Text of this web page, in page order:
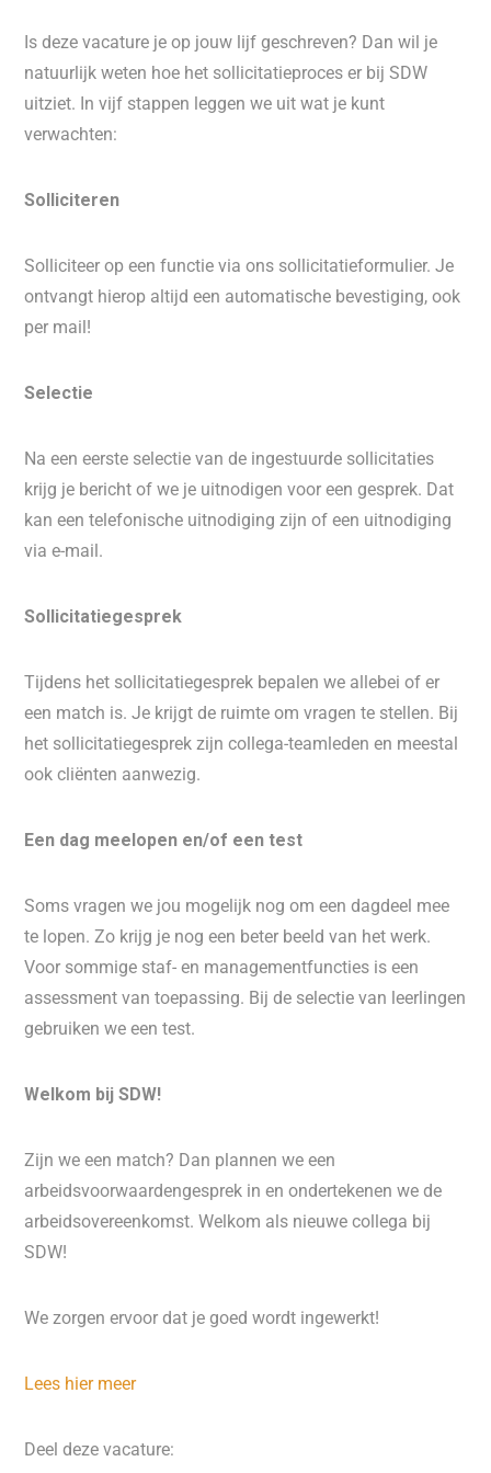
Is deze vacature je op jouw lijf geschreven? Dan wil je
natuurlijk weten hoe het sollicitatieproces er bij SDW
uitziet. In vijf stappen leggen we uit wat je kunt
verwachten:
Solliciteren
Solliciteer op een functie via ons sollicitatieformulier. Je
ontvangt hierop altijd een automatische bevestiging, ook
per mail!
Selectie
Na een eerste selectie van de ingestuurde sollicitaties
krijg je bericht of we je uitnodigen voor een gesprek. Dat
kan een telefonische uitnodiging zijn of een uitnodiging
via e-mail.
Sollicitatiegesprek
Tijdens het sollicitatiegesprek bepalen we allebei of er
een match is. Je krijgt de ruimte om vragen te stellen. Bij
het sollicitatiegesprek zijn collega-teamleden en meestal
ook cliënten aanwezig.
Een dag meelopen en/of een test
Soms vragen we jou mogelijk nog om een dagdeel mee
te lopen. Zo krijg je nog een beter beeld van het werk.
Voor sommige staf- en managementfuncties is een
assessment van toepassing. Bij de selectie van leerlingen
gebruiken we een test.
Welkom bij SDW!
Zijn we een match? Dan plannen we een
arbeidsvoorwaardengesprek in en ondertekenen we de
arbeidsovereenkomst. Welkom als nieuwe collega bij
SDW!
We zorgen ervoor dat je goed wordt ingewerkt!
Lees hier meer
Deel deze vacature: